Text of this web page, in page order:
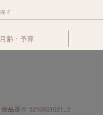
月齢・予算
商品番号 5210923021_2